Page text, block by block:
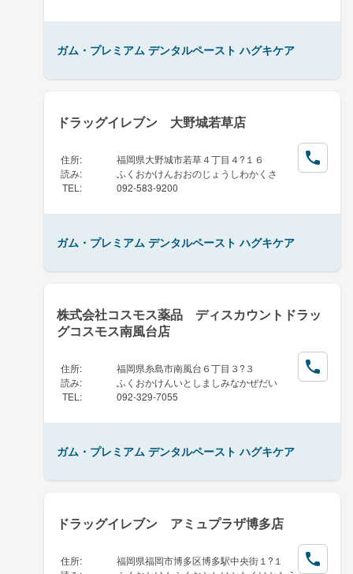
ガム・プレミアム デンタルペースト ハグキケア
ドラッグイレブン 大野城若草店
住所:
福岡県大野城市若草４丁目４?１６
読み:
ふくおかけんおおのじょうしわかくさ
TEL : 092-583-9200
ガム・プレミアム デンタルペースト ハグキケア
株式会社コスモス薬品 ディスカウントドラッ
グコスモス南風台店
住所:
福岡県糸島市南風台６丁目３?３
読み:
ふくおかけんいとしましみなかぜだい
TEL : 092-329-7055
ガム・プレミアム デンタルペースト ハグキケア
ドラッグイレブン アミュプラザ博多店
住所:
福岡県福岡市博多区博多駅中央街１?１